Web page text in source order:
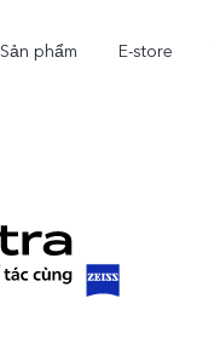
Sản phẩm E-store